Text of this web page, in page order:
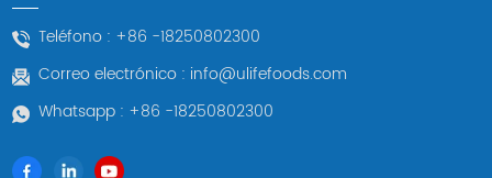
Teléfono : +86 -18250802300
Correo electrónico : info@ulifefoods.com
Whatsapp : +86 -18250802300